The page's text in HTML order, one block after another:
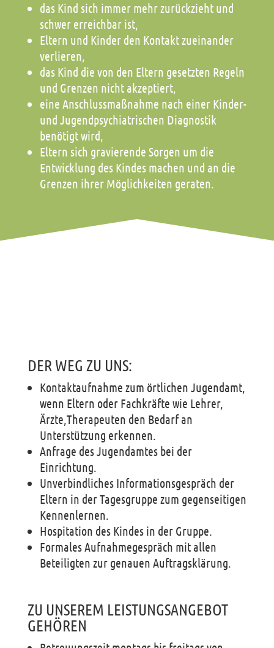
das Kind sich immer mehr zurückzieht und
schwer erreichbar ist,
Eltern und Kinder den Kontakt zueinander
verlieren,
das Kind die von den Eltern gesetzten Regeln
und Grenzen nicht akzeptiert,
eine Anschlussmaßnahme nach einer Kinder-
und Jugendpsychiatrischen Diagnostik
benötigt wird,
Eltern sich gravierende Sorgen um die
Entwicklung des Kindes machen und an die
Grenzen ihrer Möglichkeiten geraten.
DER WEG ZU UNS:
Kontaktaufnahme zum örtlichen Jugendamt,
wenn Eltern oder Fachkräfte wie Lehrer,
Ärzte,Therapeuten den Bedarf an
Unterstützung erkennen.
Anfrage des Jugendamtes bei der
Einrichtung.
Unverbindliches Informationsgespräch der
Eltern in der Tagesgruppe zum gegenseitigen
Kennenlernen.
Hospitation des Kindes in der Gruppe.
Formales Aufnahmegespräch mit allen
Beteiligten zur genauen Auftragsklärung.
ZU UNSEREM LEISTUNGSANGEBOT
GEHÖREN